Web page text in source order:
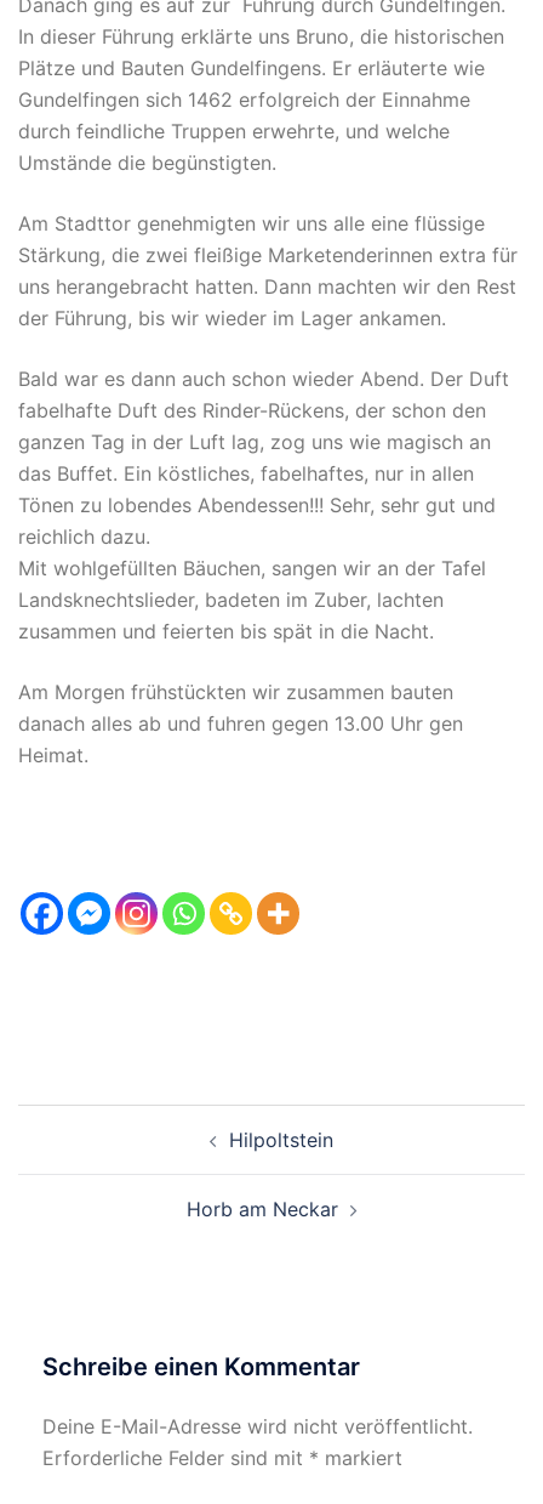
In dieser Führung erklärte uns Bruno, die historischen
Plätze und Bauten Gundelfingens. Er erläuterte wie
Gundelfingen sich 1462 erfolgreich der Einnahme
durch feindliche Truppen erwehrte, und welche
Umstände die begünstigten.
Am Stadttor genehmigten wir uns alle eine flüssige
Stärkung, die zwei fleißige Marketenderinnen extra für
uns herangebracht hatten. Dann machten wir den Rest
der Führung, bis wir wieder im Lager ankamen.
Bald war es dann auch schon wieder Abend. Der Duft
fabelhafte Duft des Rinder-Rückens, der schon den
ganzen Tag in der Luft lag, zog uns wie magisch an
das Buffet. Ein köstliches, fabelhaftes, nur in allen
Tönen zu lobendes Abendessen!!! Sehr, sehr gut und
reichlich dazu.
Mit wohlgefüllten Bäuchen, sangen wir an der Tafel
Landsknechtslieder, badeten im Zuber, lachten
zusammen und feierten bis spät in die Nacht.
Am Morgen frühstückten wir zusammen bauten
danach alles ab und fuhren gegen 13.00 Uhr gen
Heimat.
Hilpoltstein
Horb am Neckar
Schreibe einen Kommentar
Deine E-Mail-Adresse wird nicht veröffentlicht.
Erforderliche Felder sind mit * markiert